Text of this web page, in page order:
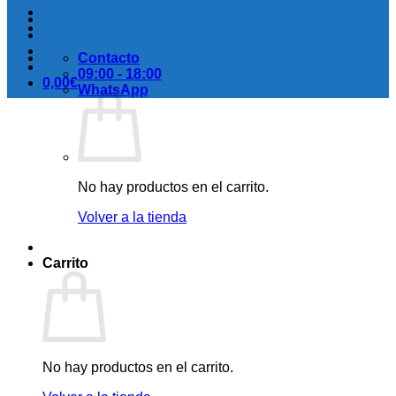
0,00€
No hay productos en el carrito.
Volver a la tienda
Carrito
No hay productos en el carrito.
Contacto
09:00 - 18:00
WhatsApp